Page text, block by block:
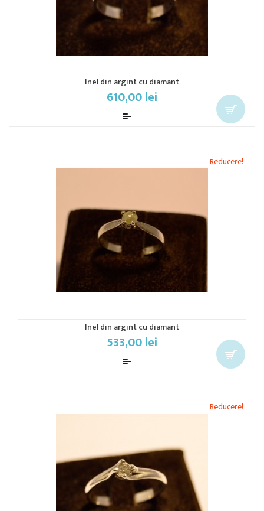
Inel din argint cu diamant
610,00 lei
Reducere!
Inel din argint cu diamant
533,00 lei
Reducere!